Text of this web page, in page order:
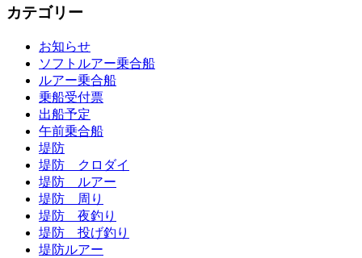
カテゴリー
お知らせ
ソフトルアー乗合船
ルアー乗合船
乗船受付票
出船予定
午前乗合船
堤防
堤防 クロダイ
堤防 ルアー
堤防 周り
堤防 夜釣り
堤防 投げ釣り
堤防ルアー